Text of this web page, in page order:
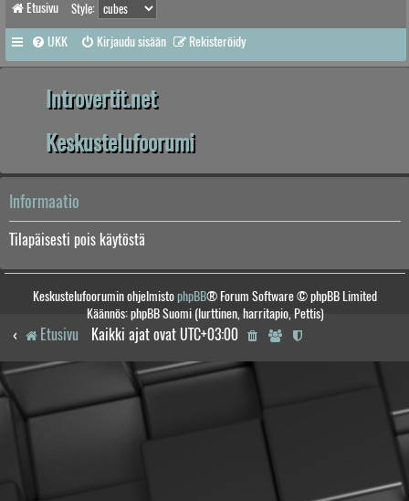
Etusivu Style:
UKK Kirjaudu sisään Rekisteröidy
Introvertit.net
Keskustelufoorumi
Informaatio
Tilapäisesti pois käytöstä
Keskustelufoorumin ohjelmistophpBB® Forum Software © phpBB Limited
Käännös: phpBB Suomi (lurttinen, harritapio, Pettis)
Etusivu Kaikki ajat ovat UTC+03:00